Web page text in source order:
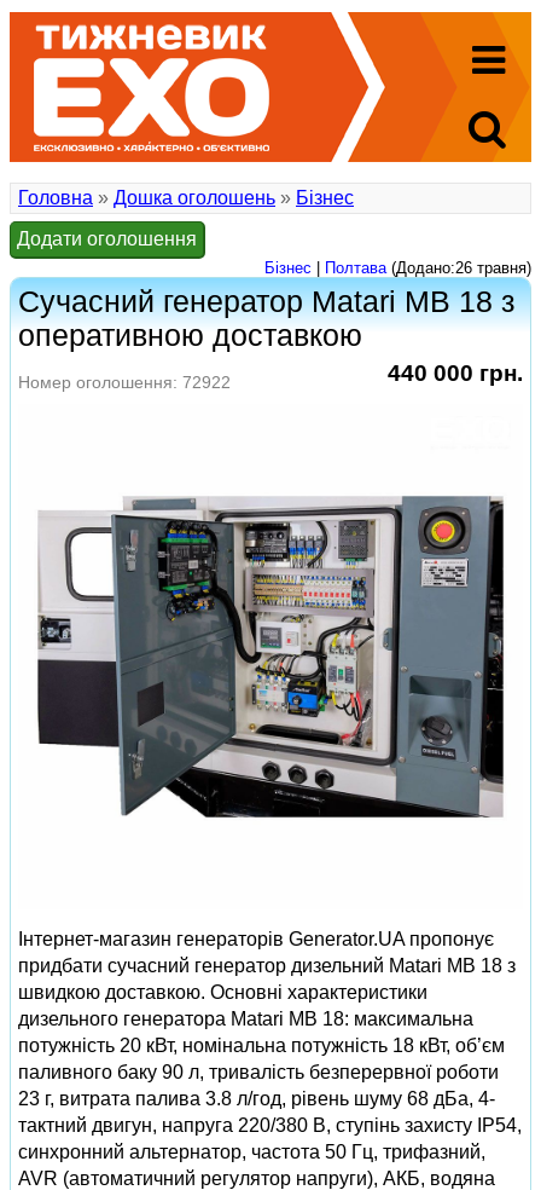
Головна » Дошка оголошень » Бізнес
Додати оголошення
Бізнес Полтава(Додано:26 травня)
Сучасний генератор Matari MB 18 з
оперативною доставкою
440 000 грн.
Номер оголошення: 72922
Інтернет-магазин генераторів Generator.UA пропонує
придбати сучасний генератор дизельний Matari MB 18 з
швидкою доставкою. Основні характеристики
дизельного генератора Matari MB 18: максимальна
потужність 20 кВт, номінальна потужність 18 кВт, об’єм
паливного баку 90 л, тривалість безперервної роботи
23 г, витрата палива 3.8 л/год, рівень шуму 68 дБа, 4-
тактний двигун, напруга 220/380 В, ступінь захисту IP54,
синхронний альтернатор, частота 50 Гц, трифазний,
AVR (автоматичний регулятор напруги), АКБ, водяна